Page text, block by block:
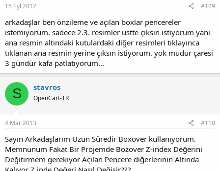
15 Eyl 2012 #109
arkadaşlar ben önzileme ve açılan boxlar pencereler
istemiyorum. sadece 2.3. resimler üstte çıksın istiyorum yani
ana resmin altındaki kutulardaki diğer resimleri tıklayınca
tıklanan ana resmin yerine çıksın istiyorum. yok mudur çaresi
3 gündür kafa patlatıyorum...
S stavros
OpenCart-TR
4 Mar 2013 #110
Sayın Arkadaşlarım Uzun Süredir Boxover kullanıyorum.
Memnunum Fakat Bir Projemde Bozover Z-index Değerini
Değitirmem gerekiyor Açılan Pencere diğerlerinin Altında